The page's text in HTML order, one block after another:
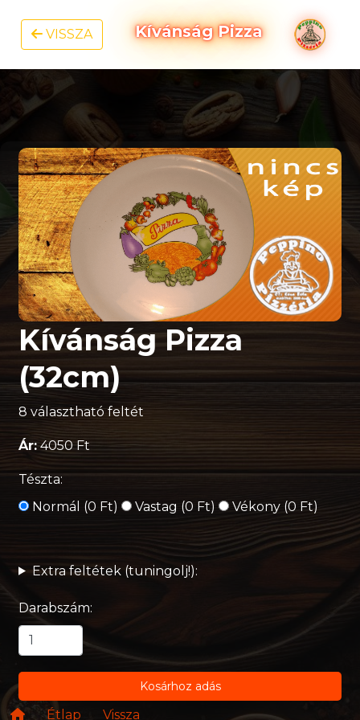
VISSZA Kívánság Pizza
Kívánság Pizza
(32cm)
8 választható feltét
Ár:4050 Ft
Tészta:
Normál (0 Ft)
Vastag (0 Ft) Vékony (0 Ft)
Extra feltétek (tuningolj!):
Darabszám:
Kosárhoz adás
Étlap Vissza